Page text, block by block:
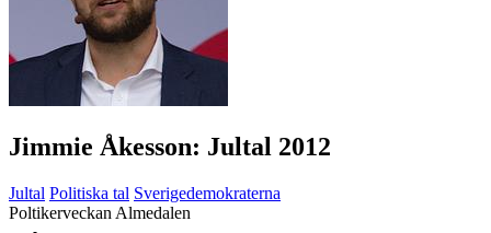
Jimmie Åkesson: Jultal 2012
Jultal Politiska tal Sverigedemokraterna
Poltikerveckan Almedalen